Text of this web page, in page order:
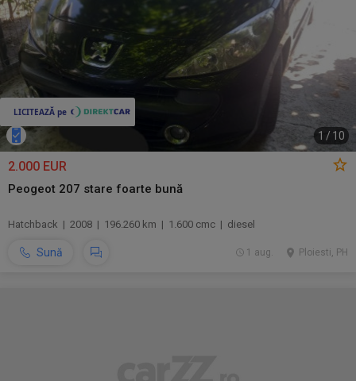
1 /10
2.000 EUR
Peogeot 207 stare foarte bună
Hatchback | 2008 | 196.260 km | 1.600 cmc | diesel
Sună Ploiesti, PH
1 aug.